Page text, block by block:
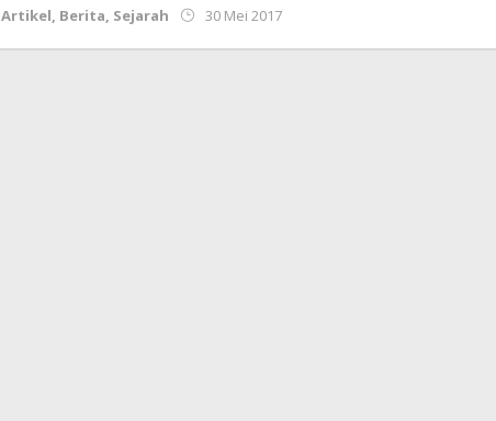
Artikel, Berita, Sejarah 30 Mei 2017